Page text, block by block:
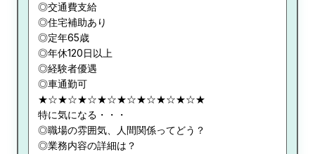
◎交通費支給
◎住宅補助あり
◎定年65歳
◎年休120日以上
◎経験者優遇
◎車通勤可
★☆★☆★☆★☆★☆★☆★☆★☆★
特に気になる・・・
◎職場の雰囲気、人間関係ってどう？
◎業務内容の詳細は？